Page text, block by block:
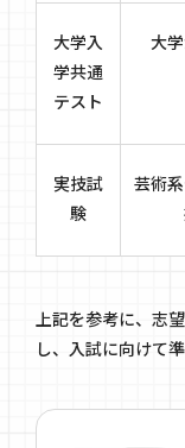
大学入
学共通
テスト
大
実技試
験
芸術
上記を参考に、志
し、入試に向けて